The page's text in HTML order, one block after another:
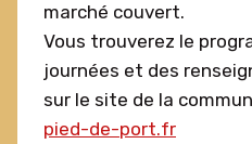
marché couvert.
Vous trouverez le
journées et des
sur le site de la
pied-de-port.fr